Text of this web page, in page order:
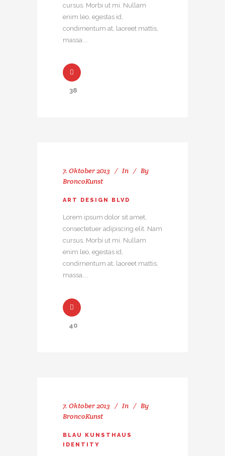
cursus. Morbi ut mi. Nullam
enim leo, egestas id,
condimentum at, laoreet mattis,
massa....
38
7. Oktober 2013 In
By
BroncoKunst
ART DESIGN BLVD
Lorem ipsum dolor sit amet,
consectetuer adipiscing elit. Nam
cursus. Morbi ut mi. Nullam
enim leo, egestas id,
condimentum at, laoreet mattis,
massa....
40
7. Oktober 2013 In
By
BroncoKunst
BLAU KUNSTHAUS
IDENTITY